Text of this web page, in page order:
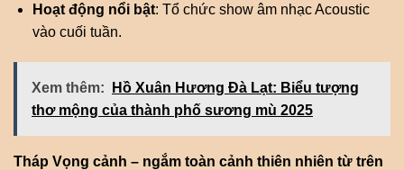
Hoạt động nổi bật: Tổ chức show âm nhạc Acoustic
vào cuối tuần.
Xem thêm:
Hồ Xuân Hương Đà Lạt: Biểu tượng
thơ mộng của thành phố sương mù 2025
Tháp Vọng cảnh – ngắm toàn cảnh thiên nhiên từ trên